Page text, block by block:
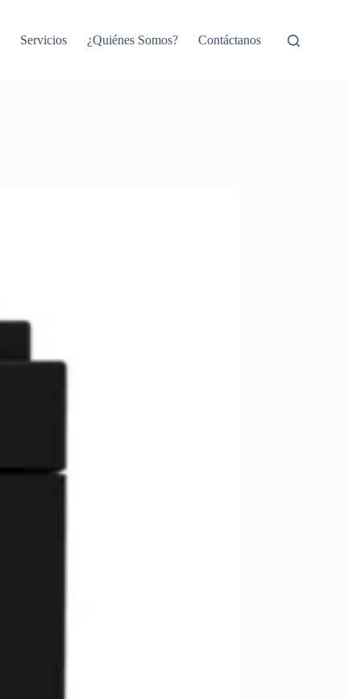
Servicios ¿Quiénes Somos? Contáctanos